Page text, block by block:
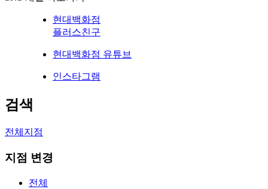
현대백화점
플러스친구
현대백화점 유튜브
인스타그램
검색
전체지점
지점 변경
전체